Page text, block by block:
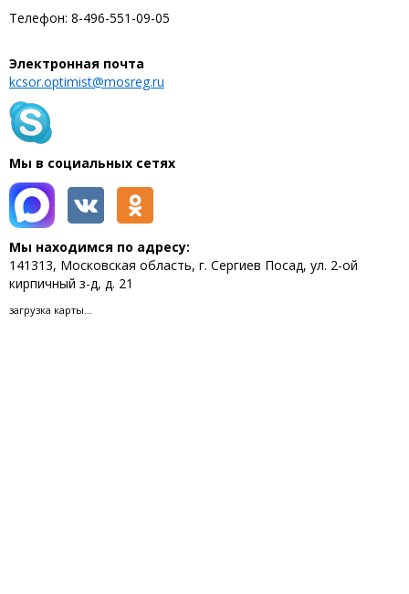
Телефон: 8-496-551-09-05
Электронная почта
kcsor.optimist@mosreg.ru
Мы в социальных сетях
Мы находимся по адресу:
141313, Московская область, г. Сергиев Посад, ул. 2-ой
кирпичный з-д, д. 21
загрузка карты...